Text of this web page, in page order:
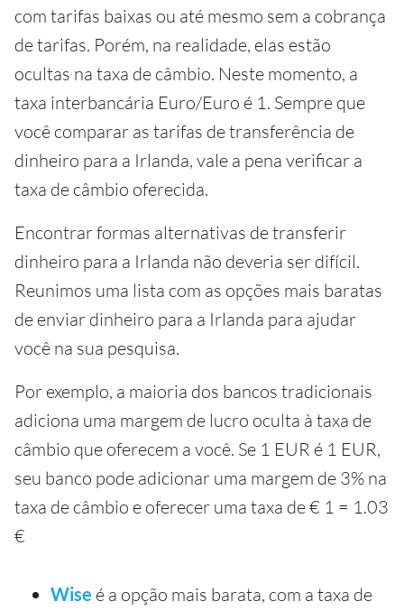
com tarifas baixas ou até mesmo sem a cobrança
de tarifas. Porém, na realidade, elas estão
ocultas na taxa de câmbio. Neste momento, a
taxa interbancária Euro/Euro é 1. Sempre que
você comparar as tarifas de transferência de
dinheiro para a Irlanda, vale a pena verificar a
taxa de câmbio oferecida.
Encontrar formas alternativas de transferir
dinheiro para a Irlanda não deveria ser difícil.
Reunimos uma lista com as opções mais baratas
de enviar dinheiro para a Irlanda para ajudar
você na sua pesquisa.
Por exemplo, a maioria dos bancos tradicionais
adiciona uma margem de lucro oculta à taxa de
câmbio que oferecem a você. Se 1 EUR é 1 EUR,
seu banco pode adicionar uma margem de 3% na
taxa de câmbio e oferecer uma taxa de € 1 = 1.03
€
Wise é a opção mais barata, com a taxa de